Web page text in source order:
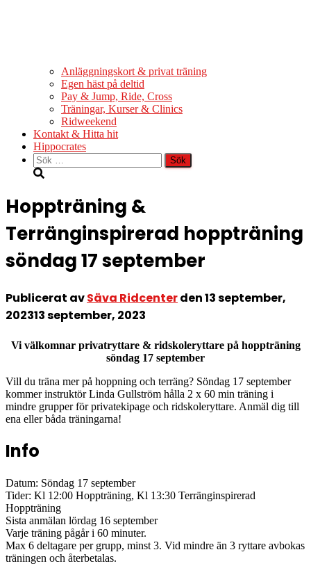
Anläggningskort & privat träning
Egen häst på deltid
Pay & Jump, Ride, Cross
Träningar, Kurser & Clinics
Ridweekend
Kontakt & Hitta hit
Hippocrates
Sök
efter:
Hoppträning &
Terränginspirerad hoppträning
söndag 17 september
Publicerat avSäva Ridcenterden13 september,
202313 september, 2023
Vi välkomnar privatryttare & ridskoleryttare på hoppträning
söndag 17 september
Vill du träna mer på hoppning och terräng? Söndag 17 september
kommer instruktör Linda Gullström hålla 2 x 60 min träning i
mindre grupper för privatekipage och ridskoleryttare. Anmäl dig till
ena eller båda träningarna!
Info
Datum: Söndag 17 september
Tider: Kl 12:00 Hoppträning, Kl 13:30 Terränginspirerad
Hoppträning
Sista anmälan lördag 16 september
Varje träning pågår i 60 minuter.
Max 6 deltagare per grupp, minst 3. Vid mindre än 3 ryttare avbokas
träningen och återbetalas.